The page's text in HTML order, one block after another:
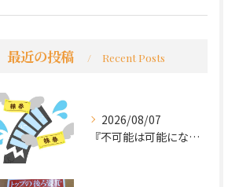
最近の投稿 Recent Posts
2026/08/07
『不可能は可能になる』